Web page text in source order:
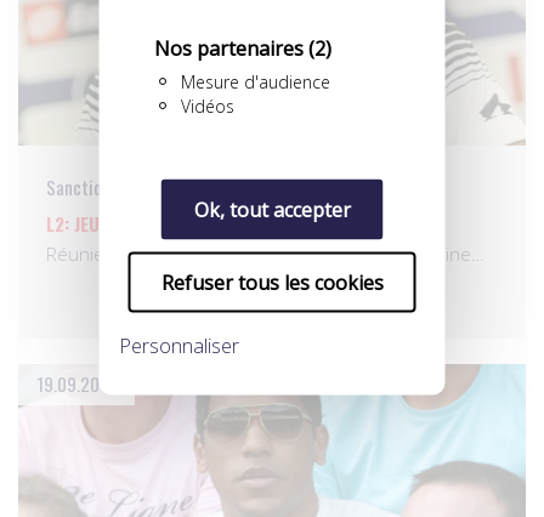
Nos partenaires(2)
Mesure d'audience
Vidéos
Ok, tout accepter
Refuser tous les cookies
Personnaliser
Sanctions
L2: JEUDI 25 SEPTEMBRE 2014
Réunie ce jeudi à Paris, la Commission de discipline…
19.09.2014